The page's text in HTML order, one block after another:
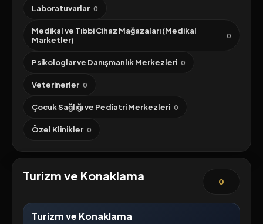
Laboratuvarlar 0
Medikal ve Tıbbi Cihaz Mağazaları (Medikal
Marketler)
0
Psikologlar ve Danışmanlık Merkezleri 0
Veterinerler 0
Çocuk Sağlığı ve Pediatri Merkezleri 0
Özel Klinikler 0
Turizm ve Konaklama 0
Turizm ve Konaklama